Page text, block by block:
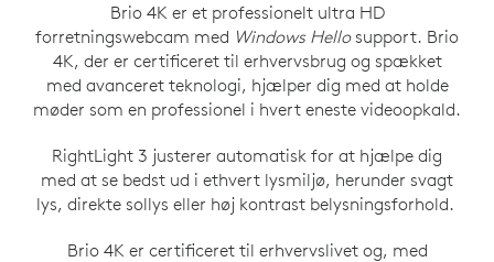
Brio 4K er et professionelt ultra HD
forretningswebcam med Windows Hellosupport. Brio
4K, der er certificeret til erhvervsbrug og spækket
med avanceret teknologi, hjælper dig med at holde
møder som en professionel i hvert eneste videoopkald.
RightLight 3 justerer automatisk for at hjælpe dig
med at se bedst ud i ethvert lysmiljø, herunder svagt
lys, direkte sollys eller høj kontrast belysningsforhold.
Brio 4K er certificeret til erhvervslivet og, med